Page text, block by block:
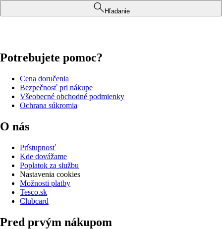
Hľadanie
Potrebujete pomoc?
Cena doručenia
Bezpečnosť pri nákupe
Všeobecné obchodné podmienky
Ochrana súkromia
O nás
Prístupnosť
Kde dovážame
Poplatok za službu
Nastavenia cookies
Možnosti platby
Tesco.sk
Clubcard
Pred prvým nákupom